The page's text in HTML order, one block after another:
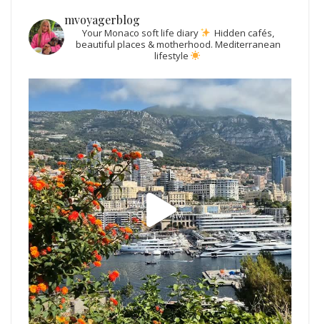
mvoyagerblog
Your Monaco soft life diary
Hidden cafés,
beautiful places & motherhood. Mediterranean
lifestyle